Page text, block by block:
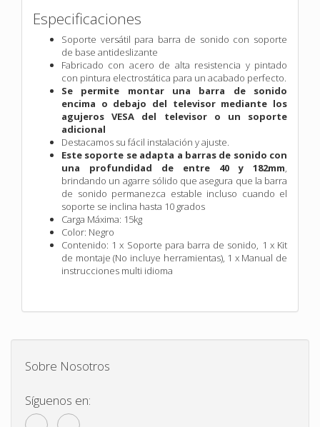
Especificaciones
Soporte versátil para barra de sonido con soporte
de base antideslizante
Fabricado con acero de alta resistencia y pintado
con pintura electrostática para un acabado perfecto.
Se permite montar una barra de sonido
encima o debajo del televisor mediante los
agujeros VESA del televisor o un soporte
adicional
Destacamos su fácil instalación y ajuste.
Este soporte se adapta a barras de sonido con
una profundidad de entre 40 y 182mm,
brindando un agarre sólido que asegura que la barra
de sonido permanezca estable incluso cuando el
soporte se inclina hasta 10 grados
Carga Máxima: 15kg
Color: Negro
Contenido: 1 x Soporte para barra de sonido, 1 x Kit
de montaje (No incluye herramientas), 1 x Manual de
instrucciones multi idioma
Sobre Nosotros
Síguenos en: